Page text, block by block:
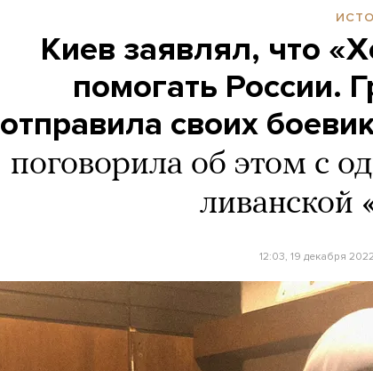
Киев заявлял, что
помогать России.
отправила своих
поговорила об этом с
ливанской
12:03, 19 декабря 2022